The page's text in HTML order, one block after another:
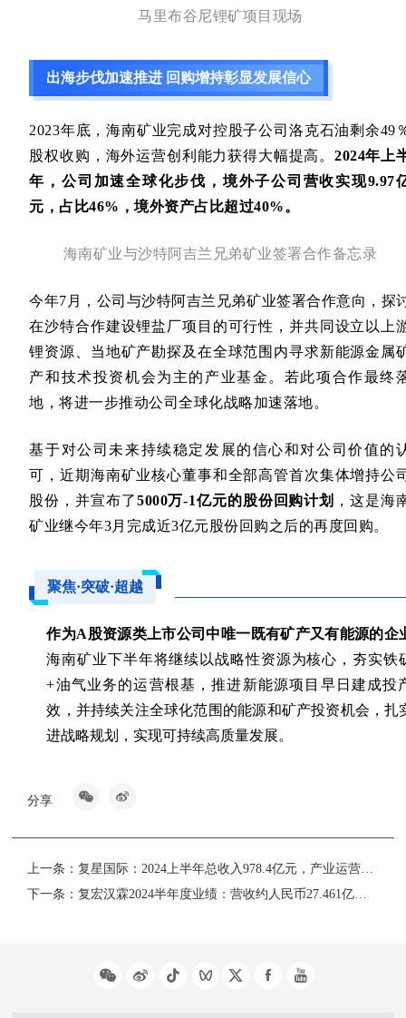
马里布谷尼锂矿项目现场
出海步伐加速推进 回购增持彰显发展信心
2023年底，海南矿业完成对控股子公司洛克石油剩余49
股权收购，海外运营创利能力获得大幅提高。2024年上
年，公司加速全球化步伐，境外子公司营收实现9.97
元，占比46%，境外资产占比超过40%。
海南矿业与沙特阿吉兰兄弟矿业签署合作备忘录
今年7月，公司与沙特阿吉兰兄弟矿业签署合作意向，探
在沙特合作建设锂盐厂项目的可行性，并共同设立以上
锂资源、当地矿产勘探及在全球范围内寻求新能源金属
产和技术投资机会为主的产业基金。若此项合作最终
地，将进一步推动公司全球化战略加速落地。
基于对公司未来持续稳定发展的信心和对公司价值的
可，近期海南矿业核心董事和全部高管首次集体增持公
股份，并宣布了5000万-1亿元的股份回购计划
，这是海
矿业继今年3月完成近3亿元股份回购之后的再度回购。
聚焦·突破·超越
作为A股资源类上市公司中唯一既有矿产又有能源的企
海南矿业下半年将继续以战略性资源为核心，夯实铁
+油气业务的运营根基，推进新能源项目早日建成投
效，并持续关注全球化范围的能源和矿产投资机会，扎
进战略规划，实现可持续高质量发展。
分享
上一条：复星国际：2024上半年总收入978.4亿元，产业运营利润34.7亿元
下一条：复宏汉霖2024半年度业绩：营收约人民币27.461亿元，净利润较去年同期增长约61.0%